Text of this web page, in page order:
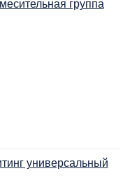
группа
универсальный